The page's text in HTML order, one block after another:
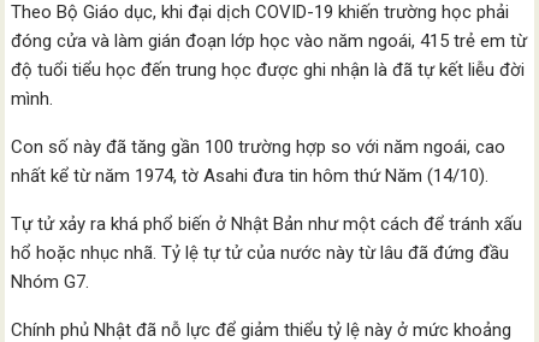
Theo Bộ Giáo dục, khi đại dịch COVID-19 khiến trường học phải
đóng cửa và làm gián đoạn lớp học vào năm ngoái, 415 trẻ em từ
độ tuổi tiểu học đến trung học được ghi nhận là đã tự kết liễu đời
mình.
Con số này đã tăng gần 100 trường hợp so với năm ngoái, cao
nhất kể từ năm 1974, tờ Asahi đưa tin hôm thứ Năm (14/10).
Tự tử xảy ra khá phổ biến ở Nhật Bản như một cách để tránh xấu
hổ hoặc nhục nhã. Tỷ lệ tự tử của nước này từ lâu đã đứng đầu
Nhóm G7.
Chính phủ Nhật đã nỗ lực để giảm thiểu tỷ lệ này ở mức khoảng